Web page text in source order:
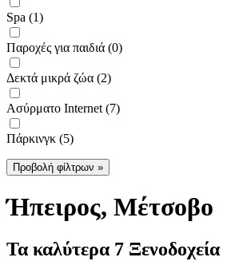
Spa (1)
Παροχές για παιδιά (0)
Δεκτά μικρά ζώα (2)
Ασύρματο Internet (7)
Πάρκινγκ (5)
Προβολή φίλτρων »
Ήπειρος, Μέτσοβο
Τα καλύτερα 7 Ξενοδοχεία